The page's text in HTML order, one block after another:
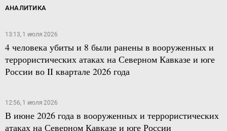
АНАЛИТИКА
13:13, 1 июля 2026
4 человека убиты и 8 были ранены в вооруженных и
террористических атаках на Северном Кавказе и юге
России во II квартале 2026 года
12:56, 1 июля 2026
В июне 2026 года в вооруженных и террористических
атаках на Северном Кавказе и юге России